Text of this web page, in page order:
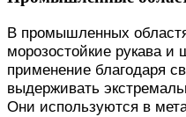
В промышленных
морозостойкие рукава и
применение благодаря
выдерживать
Они используются в